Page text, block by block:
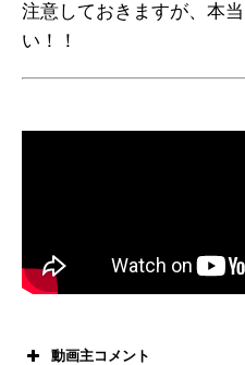
注意しておきますが、本
い！！
動画主コメント